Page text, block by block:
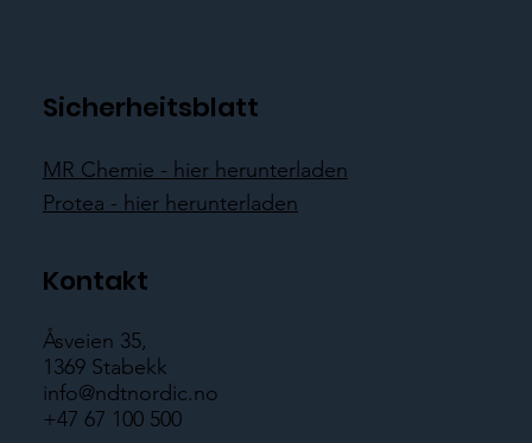
Sicherheitsblatt
MR Chemie - hier herunterladen
Protea - hier herunterladen
Kontakt
Åsveien 35,
1369 Stabekk
info@ndtnordic.no
+47 67 100 500